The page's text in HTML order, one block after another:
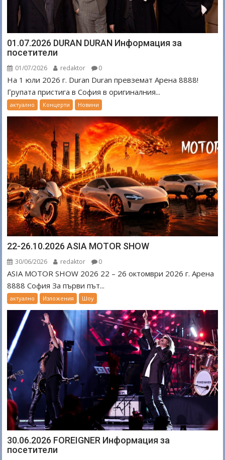
01.07.2026 DURAN DURAN Информация за
посетители
01/07/2026 redaktor 0
На 1 юли 2026 г. Duran Duran превземат Арена 8888!
Групата пристига в София в оригиналния...
актуално Концерти Новини
22-26.10.2026 ASIA MOTOR SHOW
30/06/2026 redaktor 0
ASIA MOTOR SHOW 2026 22 – 26 октомври 2026 г. Арена
8888 София За първи път...
актуално Изложения Шоу
30.06.2026 FOREIGNER Информация за
посетители